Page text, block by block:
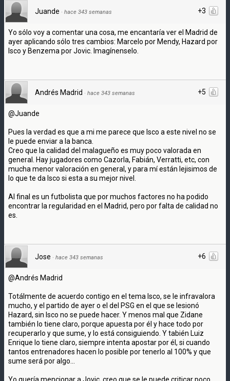
+3
Juande · hace 343 semanas
Yo sólo voy a comentar una cosa, me encantaría ver el Madrid de
ayer aplicando sólo tres cambios: Marcelo por Mendy, Hazard por
Isco y Benzema por Jovic. Imagínenselo.
+5
Andrés Madrid · hace 343 semanas
@Juande
Pues la verdad es que a mi me parece que Isco a este nivel no se
le puede enviar a la banca.
Creo que la calidad del malagueño es muy poco valorada en
general. Hay jugadores como Cazorla, Fabián, Verratti, etc, con
mucha menor valoración en general, y para mí están lejisimos de
lo que te da Isco si esta a su mejor nivel.
Al final es un futbolista que por muchos factores no ha podido
encontrar la regularidad en el Madrid, pero por falta de calidad no
es.
+6
Jose · hace 343 semanas
@Andrés Madrid
Totálmente de acuerdo contigo en el tema Isco, se le infravalora
mucho, y el partido de ayer o el del PSG en el que se lesionó
Hazard, sin Isco no se puede hacer. Y menos mal que Zidane
también lo tiene claro, porque apuesta por él y hace todo por
recuperarlo y que sume, y lo está consiguiendo. Y tabién Luiz
Enrique lo tiene claro, siempre intenta apostar por él, si cuando
tantos entrenadores hacen lo posible por tenerlo al 100% y que
sume será por algo...